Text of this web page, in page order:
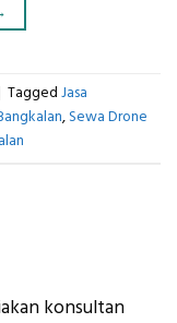
Tagged Jasa
,Sewa Drone
konsultan